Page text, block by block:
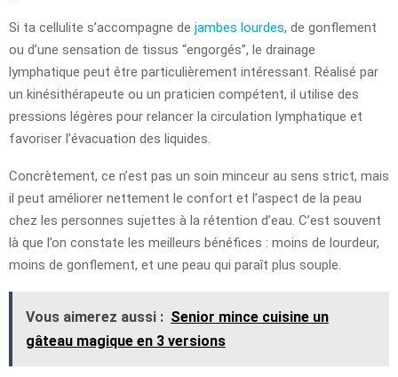
Si ta cellulite s’accompagne de jambes lourdes, de gonflement
ou d’une sensation de tissus “engorgés”, le drainage
lymphatique peut être particulièrement intéressant. Réalisé par
un kinésithérapeute ou un praticien compétent, il utilise des
pressions légères pour relancer la circulation lymphatique et
favoriser l’évacuation des liquides.
Concrètement, ce n’est pas un soin minceur au sens strict, mais
il peut améliorer nettement le confort et l’aspect de la peau
chez les personnes sujettes à la rétention d’eau. C’est souvent
là que l’on constate les meilleurs bénéfices : moins de lourdeur,
moins de gonflement, et une peau qui paraît plus souple.
Vous aimerez aussi : Senior mince cuisine un
gâteau magique en 3 versions